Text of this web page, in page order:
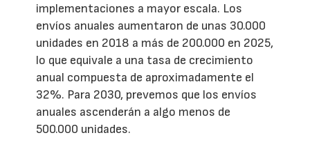
implementaciones a mayor escala. Los
envíos anuales aumentaron de unas 30.000
unidades en 2018 a más de 200.000 en 2025,
lo que equivale a una tasa de crecimiento
anual compuesta de aproximadamente el
32%. Para 2030, prevemos que los envíos
anuales ascenderán a algo menos de
500.000 unidades.